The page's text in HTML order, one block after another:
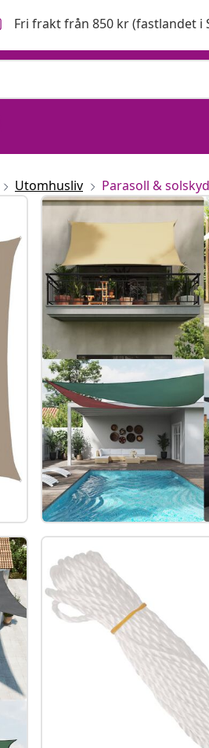
Fri frakt från 850 kr (fastlandet i
Utomhusliv Parasoll &